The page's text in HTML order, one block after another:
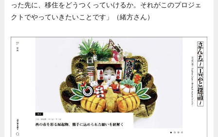
った先に、移住をどうつくっていけるか。それがこのプロジェ
クトでやっていきたいことです」（緒方さん）